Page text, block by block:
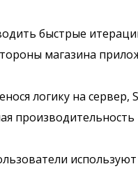
быстрые
магазина
логику на сервер,
производительность